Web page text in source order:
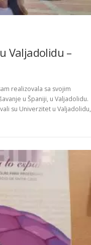
Valjadolidu –
realizovala sa svojim
u Španiji, u Valjadolidu.
su Univerzitet u Valjadolidu,